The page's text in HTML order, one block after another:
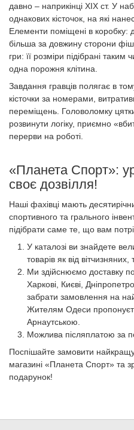
давно – наприкінці ХІХ ст. У
однакових кісточок, на які
Елементи поміщені в коробку:
більша за довжину сторони
гри: її розміри підібрані
одна порожня клітина.
Завдання гравців полягає в
кісточки за номерами,
переміщень. Головоломку
розвинути логіку, приємно
перерви на роботі.
«Планета Спорт»:
своє дозвілля!
Наші фахівці мають
спортивного та грального
підібрати саме те, що вам
У каталозі ви знайдете
товарів як від вітчизняних,
Ми здійснюємо доставку по
Харкові, Києві,
забрати замовлення на
Жителям Одеси
Арнаутською.
Можлива післяплатою за
Поспішайте замовити
магазині «Планета Спорт» та
подарунок!